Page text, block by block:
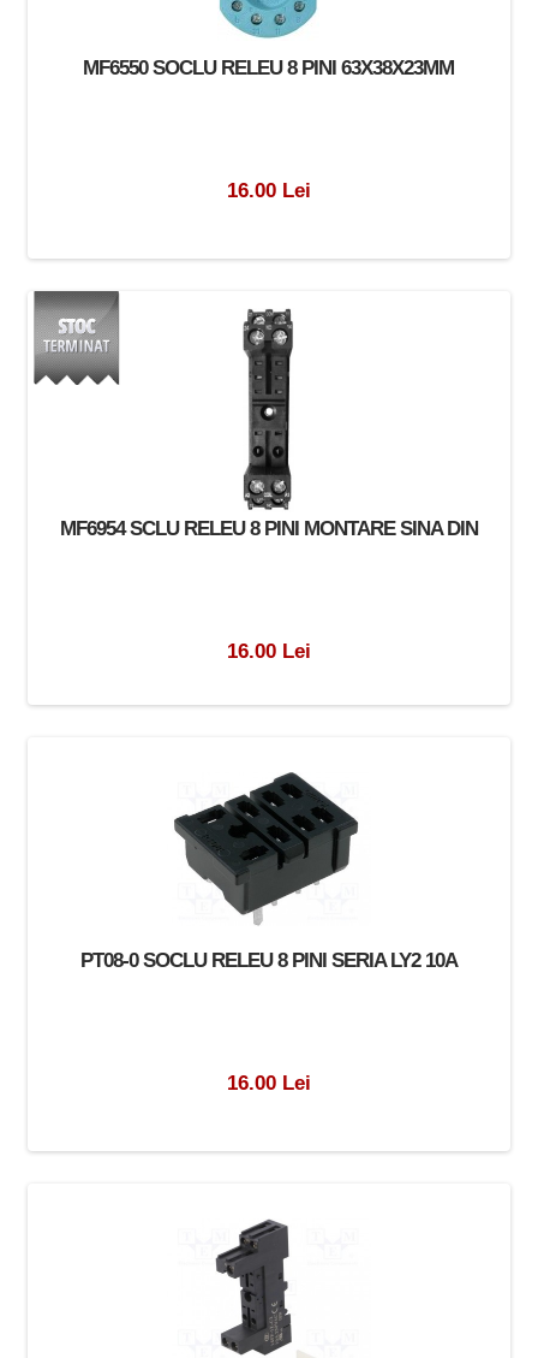
MF6550 SOCLU RELEU 8 PINI 63X38X23MM
16.00 Lei
MF6954 SCLU RELEU 8 PINI MONTARE SINA DIN
16.00 Lei
PT08-0 SOCLU RELEU 8 PINI SERIA LY2 10A
16.00 Lei